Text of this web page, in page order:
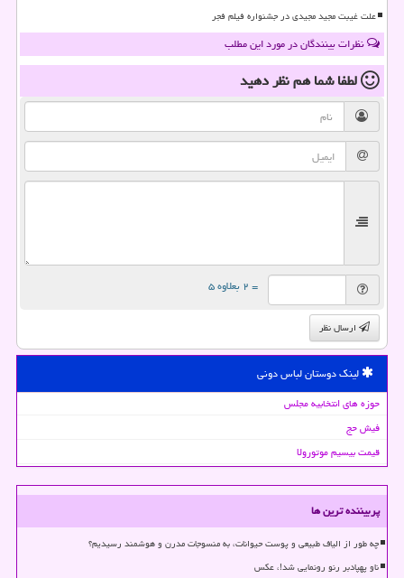
علت غیبت مجید مجیدی در جشنواره فیلم فجر
نظرات بینندگان در مورد این مطلب
لطفا شما همنظر دهید
= ۲ بعلاوه ۵
ارسال نظر
لینک دوستان لباس دونی
حوزه های انتخابیه مجلس
فیش حج
قیمت بیسیم موتورولا
پربیننده ترین ها
چه طور از الیاف طبیعی و پوست حیوانات، به منسوجات مدرن و هوشمند رسیدیم؟
ناو پهپادبر رنو رونمایی شد!، عکس